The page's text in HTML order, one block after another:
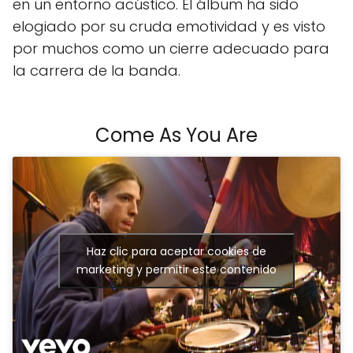
en un entorno acústico. El álbum ha sido
elogiado por su cruda emotividad y es visto
por muchos como un cierre adecuado para
la carrera de la banda.
Come As You Are
Haz clic para aceptar cookies de
marketing y permitir este contenido